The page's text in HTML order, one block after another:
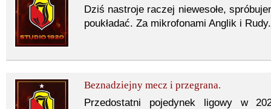
Dziś nastroje raczej niewesołe,
poukładać. Za mikrofonami Anglik i Rudy.
Beznadziejny mecz i przegrana.
Przedostatni pojedynek ligowy w